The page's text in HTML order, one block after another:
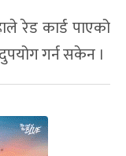
रेड कार्ड पाएको
गर्न सकेन ।